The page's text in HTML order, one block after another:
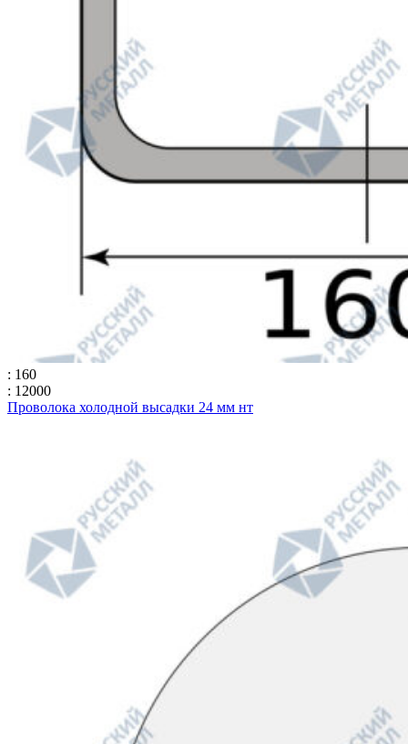
: 160
: 12000
Проволока холодной высадки 24 мм нт